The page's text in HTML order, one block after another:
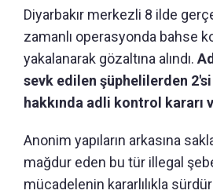
Diyarbakır merkezli 8 ilde
zamanlı operasyonda bahse
yakalanarak gözaltına alındı.
sevk edilen şüphelilerden
hakkında adli kontrol kararı
Anonim yapıların arkasına
mağdur eden bu tür illegal
mücadelenin kararlılıkla